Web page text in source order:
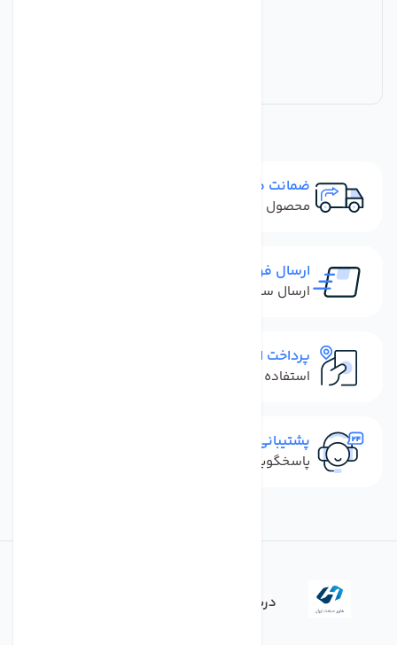
ضمانت مرجوعی
محصول نباید آسیب دیده باشد
ارسال فوری
ارسال سفارش در کمترین زمان ممکن
پرداخت امن
استفاده از روش‌های پرداخت امن
پشتیبانی سریع
پاسخگویی سریع به تماس‌ها و پیام‌ها
درباره فروشگاه